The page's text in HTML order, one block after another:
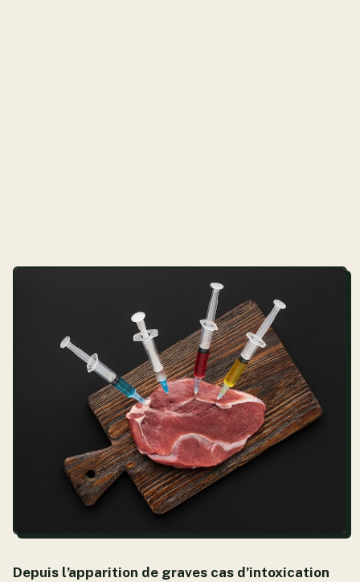
Depuis l’apparition de graves cas d’intoxication